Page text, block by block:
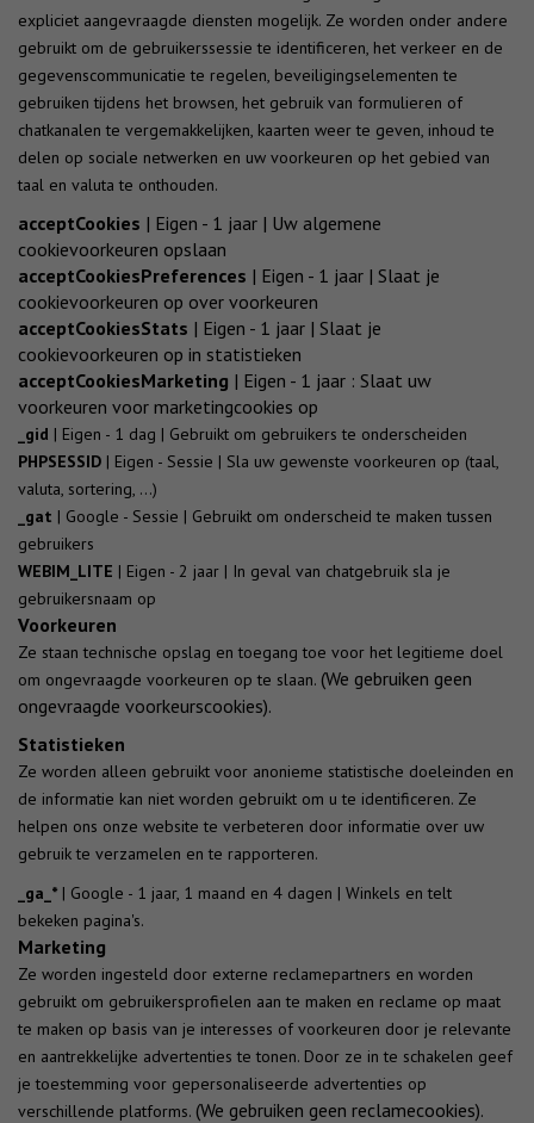
expliciet aangevraagde diensten mogelijk. Ze worden onder andere
gebruikt om de gebruikerssessie te identificeren, het verkeer en de
gegevenscommunicatie te regelen, beveiligingselementen te
gebruiken tijdens het browsen, het gebruik van formulieren of
chatkanalen te vergemakkelijken, kaarten weer te geven, inhoud te
delen op sociale netwerken en uw voorkeuren op het gebied van
taal en valuta te onthouden.
acceptCookies | Eigen - 1 jaar | Uw algemene
cookievoorkeuren opslaan
acceptCookiesPreferences | Eigen - 1 jaar | Slaat je
cookievoorkeuren op over voorkeuren
acceptCookiesStats | Eigen - 1 jaar | Slaat je
cookievoorkeuren op in statistieken
acceptCookiesMarketing | Eigen - 1 jaar : Slaat uw
voorkeuren voor marketingcookies op
_gid | Eigen - 1 dag | Gebruikt om gebruikers te onderscheiden
PHPSESSID | Eigen - Sessie | Sla uw gewenste voorkeuren op (taal,
valuta, sortering, ...)
_gat | Google - Sessie | Gebruikt om onderscheid te maken tussen
gebruikers
WEBIM_LITE | Eigen - 2 jaar | In geval van chatgebruik sla je
gebruikersnaam op
Voorkeuren
Ze staan technische opslag en toegang toe voor het legitieme doel
om ongevraagde voorkeuren op te slaan. (We gebruiken geen
ongevraagde voorkeurscookies).
Statistieken
Ze worden alleen gebruikt voor anonieme statistische doeleinden en
de informatie kan niet worden gebruikt om u te identificeren. Ze
helpen ons onze website te verbeteren door informatie over uw
gebruik te verzamelen en te rapporteren.
_ga_* | Google - 1 jaar, 1 maand en 4 dagen | Winkels en telt
bekeken pagina's.
Marketing
Ze worden ingesteld door externe reclamepartners en worden
gebruikt om gebruikersprofielen aan te maken en reclame op maat
te maken op basis van je interesses of voorkeuren door je relevante
en aantrekkelijke advertenties te tonen. Door ze in te schakelen geef
je toestemming voor gepersonaliseerde advertenties op
verschillende platforms. (We gebruiken geen reclamecookies).